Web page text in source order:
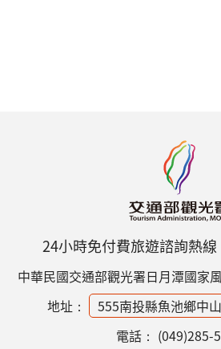
24小時免付費旅遊諮詢熱線
中華民國交通部觀光署日月潭國家
地址：
555南投縣魚池鄉中
電話： (049)285-